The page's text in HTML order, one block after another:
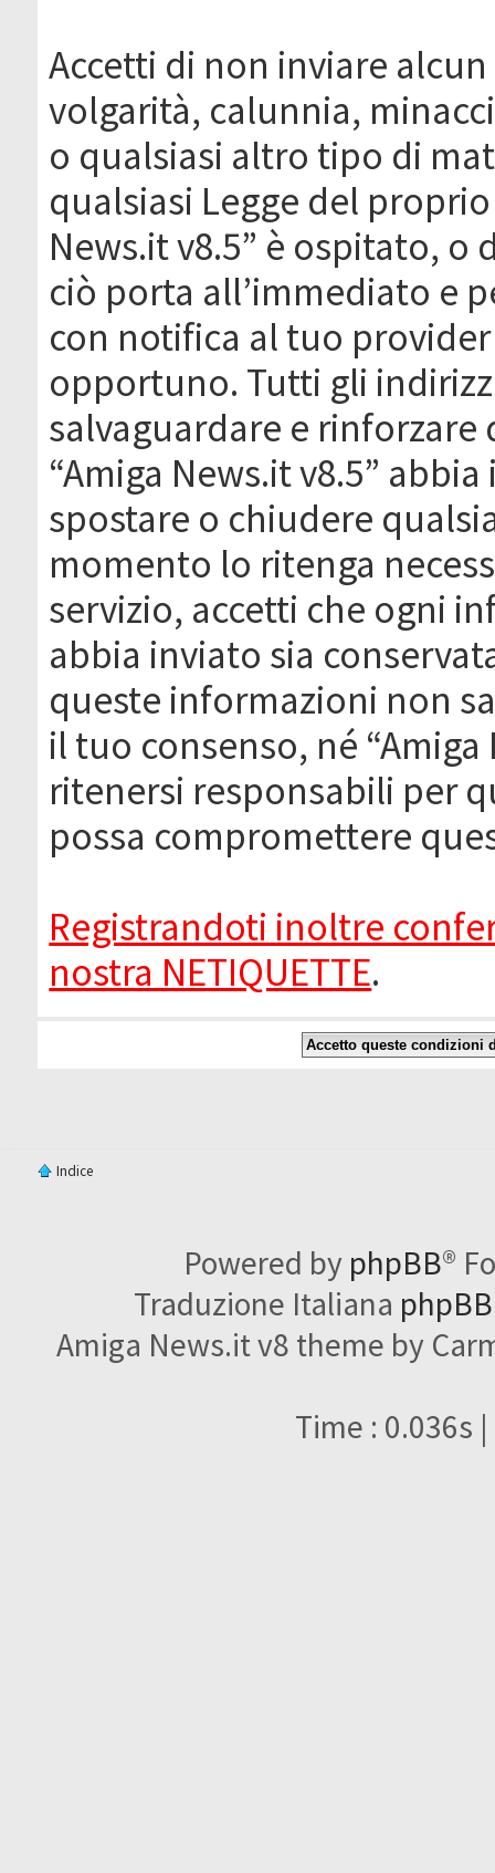
Accetti di non inviare
volgarità, calunnia,
o qualsiasi altro tipo di
qualsiasi Legge del
News.it v8.5” è ospitato, o
ciò porta all’immediato e
con notifica al tuo
opportuno. Tutti gli
salvaguardare e
“Amiga News.it v8.5”
spostare o chiudere
momento lo ritenga
servizio, accetti che ogni
abbia inviato sia
queste informazioni non
il tuo consenso, né
ritenersi responsabili per
possa compromettere
Registrandoti inoltre
nostra NETIQUETTE.
Indice
Powered by phpBB®
Traduzione Italiana
Amiga News.it v8 theme by
Time : 0.036s